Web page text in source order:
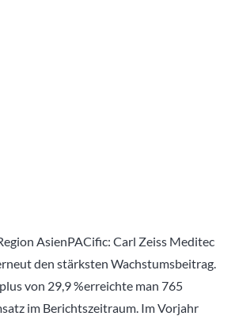
AsienPACific: Carl Zeiss Meditec
den stärksten Wachstumsbeitrag.
von 29,9 %erreichte man 765
im Berichtszeitraum. Im Vorjahr